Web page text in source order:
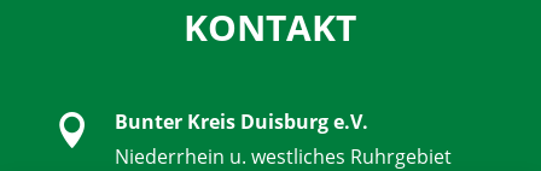
KONTAKT

Bunter Kreis Duisburg e.V.
Niederrhein u. westliches Ruhrgebiet